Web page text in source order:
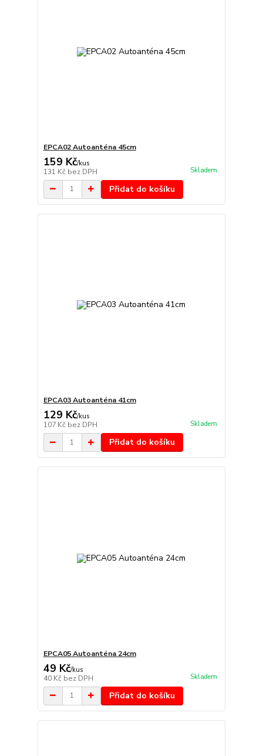
EPCA02 Autoanténa 45cm
159 Kč/kus
131 Kč bez DPH Skladem
Přidat do košíku
EPCA03 Autoanténa 41cm
129 Kč/kus
107 Kč bez DPH Skladem
Přidat do košíku
EPCA05 Autoanténa 24cm
49 Kč/kus
40 Kč bez DPH Skladem
Přidat do košíku